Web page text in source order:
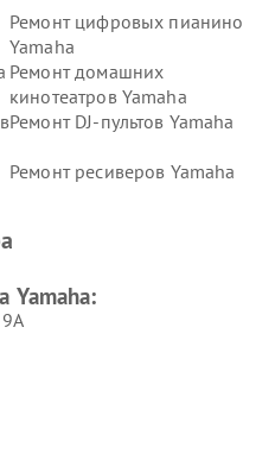
Ремонт цифровых пианино
Yamaha
Ремонт домашних
кинотеатров Yamaha
Ремонт DJ-пультов Yamaha
Ремонт ресиверов Yamaha
Yamaha
Yamaha: